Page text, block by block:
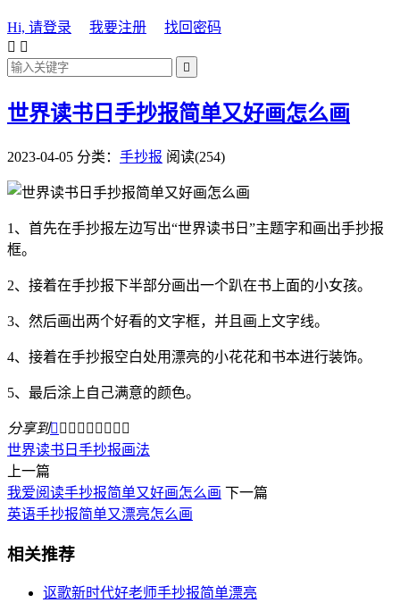
Hi, 请登录 我要注册
找回密码
 

世界读书日手抄报简单又好画怎么画
2023-04-05 分类： 手抄报 阅读(254)
1、首先在手抄报左边写出“世界读书日”主题字和画出手抄报
框。
2、接着在手抄报下半部分画出一个趴在书上面的小女孩。
3、然后画出两个好看的文字框，并且画上文字线。
4、接着在手抄报空白处用漂亮的小花花和书本进行装饰。
5、最后涂上自己满意的颜色。
分享到        
世界读书日 手抄报画法
上一篇
我爱阅读手抄报简单又好画怎么画 下一篇
英语手抄报简单又漂亮怎么画
相关推荐
讴歌新时代好老师手抄报简单漂亮